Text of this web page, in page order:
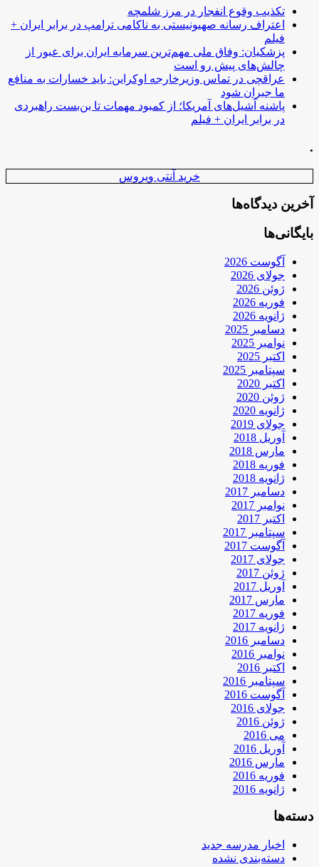
تکذیب وقوع انفجار در مرز شلمچه
اعتراف رسانه صهیونیستی به ناکامی ترامپ در برابر ایران +
فیلم
پزشکیان: وفاق ملی مهم‌ترین سرمایه ایران برای عبور از
چالش‌های پیش رو است
عراقچی در تماس وزیرخارجه اوکراین: باید خسارات به منافع
ما جبران شود
پاشنه آشیل‌های آمریکا؛ از کمبود مهمات تا بن‌بست راهبردی
در برابر ایران + فیلم
.
خرید آنتی ویروس
آخرین دیدگاه‌ها
بایگانی‌ها
آگوست 2026
جولای 2026
ژوئن 2026
فوریه 2026
ژانویه 2026
دسامبر 2025
نوامبر 2025
اکتبر 2025
سپتامبر 2025
اکتبر 2020
ژوئن 2020
ژانویه 2020
جولای 2019
آوریل 2018
مارس 2018
فوریه 2018
ژانویه 2018
دسامبر 2017
نوامبر 2017
اکتبر 2017
سپتامبر 2017
آگوست 2017
جولای 2017
ژوئن 2017
آوریل 2017
مارس 2017
فوریه 2017
ژانویه 2017
دسامبر 2016
نوامبر 2016
اکتبر 2016
سپتامبر 2016
آگوست 2016
جولای 2016
ژوئن 2016
می 2016
آوریل 2016
مارس 2016
فوریه 2016
ژانویه 2016
دسته‌ها
اخبار مدرسه جدید
دسته‌بندی نشده